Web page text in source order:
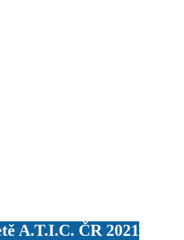
A.T.I.C. ČR 2021